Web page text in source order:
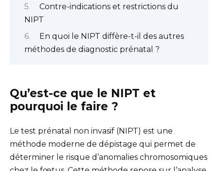
Contre-indications et restrictions du
NIPT
En quoi le NIPT diffère-t-il des autres
méthodes de diagnostic prénatal ?
Qu’est-ce que le NIPT et
pourquoi le faire ?
Le test prénatal non invasif (NIPT) est une
méthode moderne de dépistage qui permet de
déterminer le risque d’anomalies chromosomiques